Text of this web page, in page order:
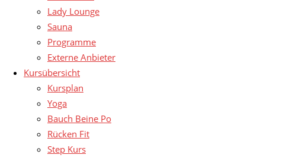
Lady Lounge
Sauna
Programme
Externe Anbieter
Kursübersicht
Kursplan
Yoga
Bauch Beine Po
Rücken Fit
Step Kurs